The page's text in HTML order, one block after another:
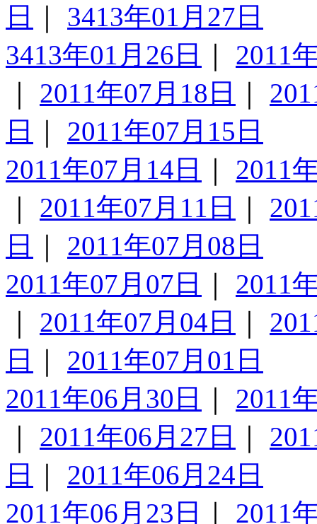
日
3413年01月27日
3413年01月26日
2011
2011年07月18日
日
2011年07月15日
2011年07月14日
2011
2011年07月11日
日
2011年07月08日
2011年07月07日
2011
2011年07月04日
日
2011年07月01日
2011年06月30日
2011
2011年06月27日
日
2011年06月24日
2011年06月23日
2011